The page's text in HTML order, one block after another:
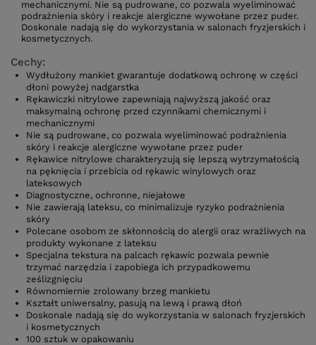
mechanicznymi. Nie są pudrowane, co pozwala wyeliminować
podrażnienia skóry i reakcje alergiczne wywołane przez puder.
Doskonale nadają się do wykorzystania w salonach fryzjerskich i
kosmetycznych.
Cechy:
Wydłużony mankiet gwarantuje dodatkową ochronę w części
dłoni powyżej nadgarstka
Rękawiczki nitrylowe zapewniają najwyższą jakość oraz
maksymalną ochronę przed czynnikami chemicznymi i
mechanicznymi
Nie są pudrowane, co pozwala wyeliminować podrażnienia
skóry i reakcje alergiczne wywołane przez puder
Rękawice nitrylowe charakteryzują się lepszą wytrzymałością
na pęknięcia i przebicia od rękawic winylowych oraz
lateksowych
Diagnostyczne, ochronne, niejałowe
Nie zawierają lateksu, co minimalizuje ryzyko podrażnienia
skóry
Polecane osobom ze skłonnością do alergii oraz wrażliwych na
produkty wykonane z lateksu
Specjalna tekstura na palcach rękawic pozwala pewnie
trzymać narzędzia i zapobiega ich przypadkowemu
ześlizgnięciu
Równomiernie zrolowany brzeg mankietu
Kształt uniwersalny, pasują na lewą i prawą dłoń
Doskonale nadają się do wykorzystania w salonach fryzjerskich
i kosmetycznych
100 sztuk w opakowaniu